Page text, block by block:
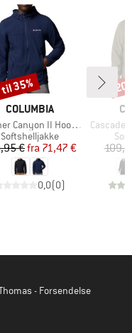
MÆRKE
COLUMBIA
II Hooded Jacket
Produktgruppe
Softshelljakke
Pris
€ Nedsat pris
fra 71,47 €
0,0(0)
til 35%
Artikel
Cascade
- Forsendelse